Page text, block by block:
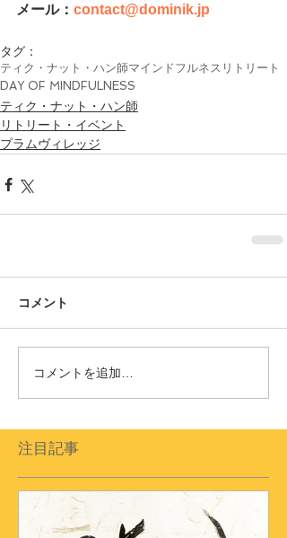
メール： contact@dominik.jp
タグ：
ティク・ナット・ハン師マインドフルネス リトリート
DAY OF MINDFULNESS
ティク・ナット・ハン師
リトリート・イベント
プラムヴィレッジ
コメント
コメントを追加…
注目記事